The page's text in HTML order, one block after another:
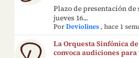
Plazo de presentación
jueves 16...
PorDeviolines ,hace 1
La Orquesta Sinfónica
convoca audiciones